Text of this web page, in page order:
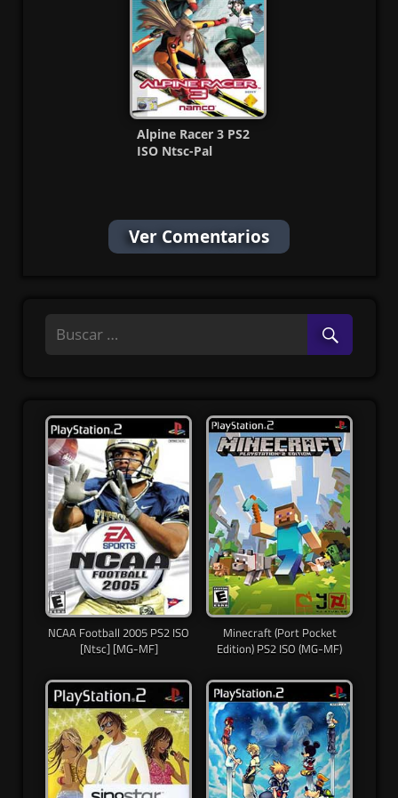
Alpine Racer 3 PS2
ISO Ntsc-Pal
Ver Comentarios
NCAA Football 2005 PS2 ISO
[Ntsc] [MG-MF]
Minecraft (Port Pocket
Edition) PS2 ISO (MG-MF)